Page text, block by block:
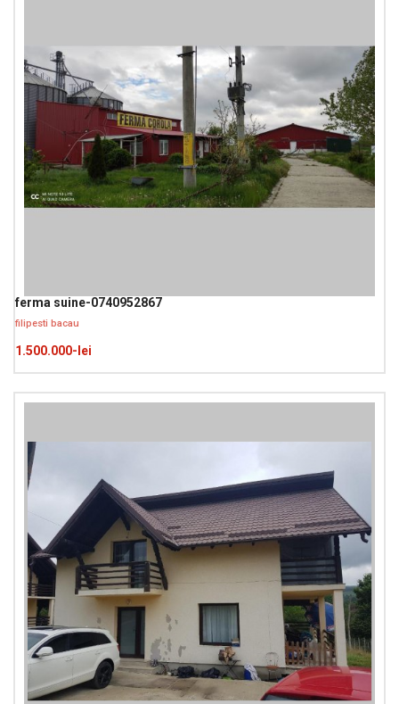
ferma suine-0740952867
filipesti bacau
1.500.000-lei